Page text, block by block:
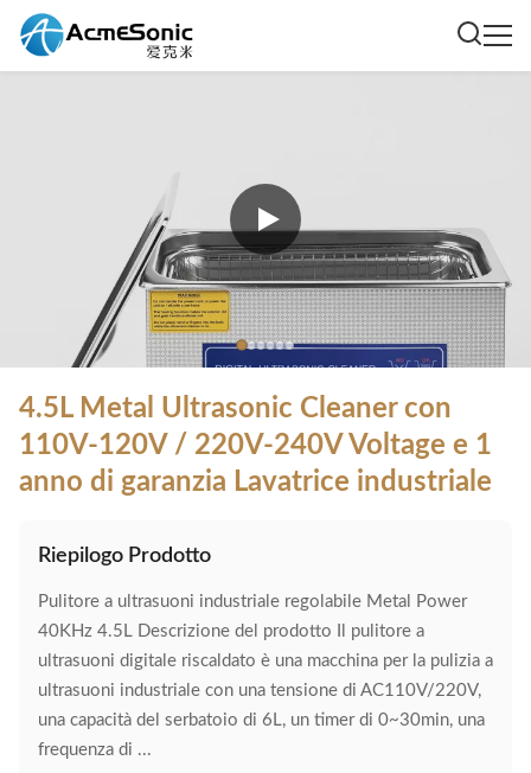
4.5L Metal Ultrasonic Cleaner con
110V-120V / 220V-240V Voltage e 1
anno di garanzia Lavatrice industriale
Riepilogo Prodotto
Pulitore a ultrasuoni industriale regolabile Metal Power
40KHz 4.5L Descrizione del prodotto Il pulitore a
ultrasuoni digitale riscaldato è una macchina per la pulizia a
ultrasuoni industriale con una tensione di AC110V/220V,
una capacità del serbatoio di 6L, un timer di 0~30min, una
frequenza di ...